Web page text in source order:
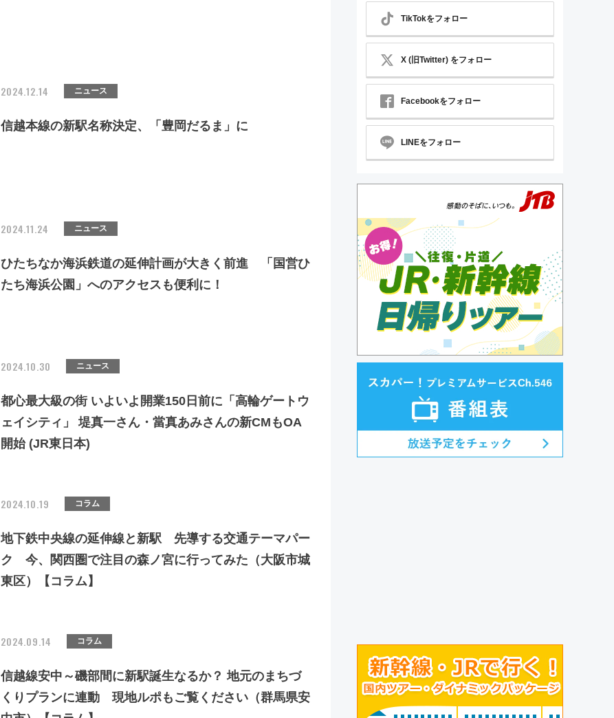
2024.12.14 ニュース
信越本線の新駅名称決定、「豊岡だるま」に
2024.11.24 ニュース
ひたちなか海浜鉄道の延伸計画が大きく前進 「国営ひ
たち海浜公園」へのアクセスも便利に！
2024.10.30 ニュース
都心最大級の街 いよいよ開業150日前に「高輪ゲートウ
ェイシティ」 堤真一さん・當真あみさんの新CMもOA
開始 (JR東日本)
2024.10.19 コラム
地下鉄中央線の延伸線と新駅 先導する交通テーマパー
ク 今、関西圏で注目の森ノ宮に行ってみた（大阪市城
東区）【コラム】
2024.09.14 コラム
信越線安中～磯部間に新駅誕生なるか？ 地元のまちづ
くりプランに連動 現地ルポもご覧ください（群馬県安
TikTokをフォロー
X (旧Twitter) をフォロー
Facebookをフォロー
LINEをフォロー